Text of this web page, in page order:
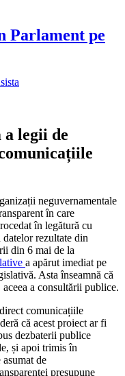
Parlament pe
a legii de
neguvernamentale
în care
în legătură cu
rezultate din
din 6 mai de la
a apărut imediat pe
Asta înseamnă că
a consultării publice.
comunicațiile
că acest proiect ar fi
dezbaterii publice
și apoi trimis în
de
presupune